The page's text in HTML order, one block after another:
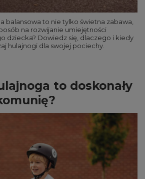
balansowa to nie tylko świetna zabawa,
na rozwijanie umiejętności
dziecka? Dowiedz się, dlaczego i kiedy
hulajnogi dla swojej pociechy.
to doskonały